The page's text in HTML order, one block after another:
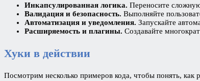
Инкапсулированная логика. Переносите
Валидация и безопасность. Выполняйте
Автоматизация и уведомления. Запускайте
Расширяемость и плагины. Создавайте
Хуки в действии
Посмотрим несколько примеров кода, чтобы понять, как